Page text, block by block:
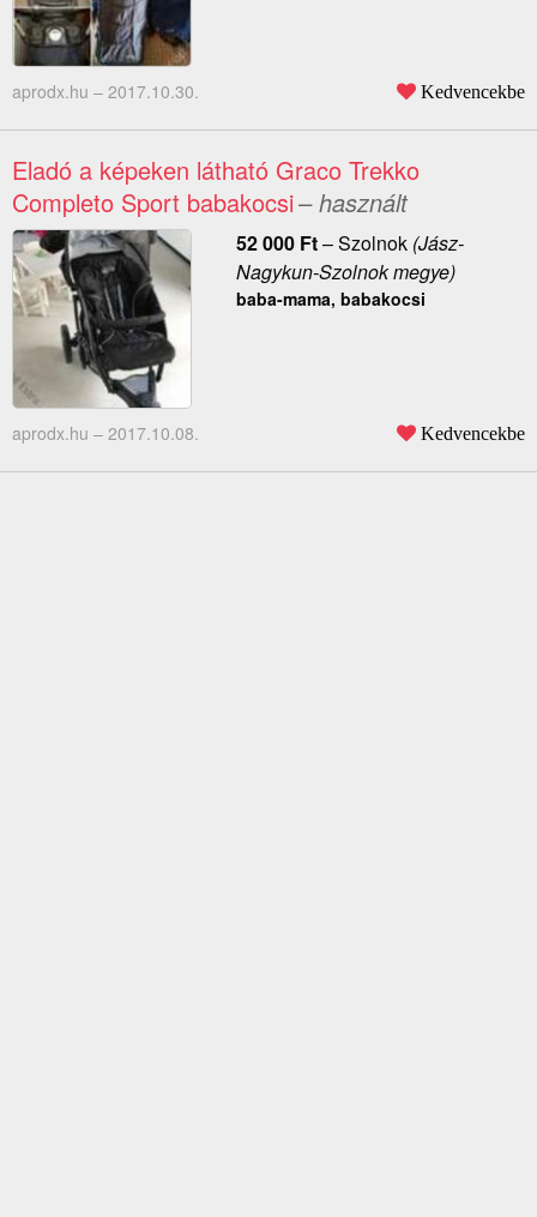
aprodx.hu – 2017.10.30. Kedvencekbe
Eladó a képeken látható Graco Trekko
Completo Sport babakocsi– használt
52 000 Ft–Szolnok(Jász-
Nagykun-Szolnok megye)
baba-mama, babakocsi
aprodx.hu – 2017.10.08. Kedvencekbe